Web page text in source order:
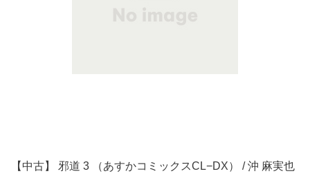
【中古】 邪道 3 （あすかコミックスCL−DX） / 沖 麻実也